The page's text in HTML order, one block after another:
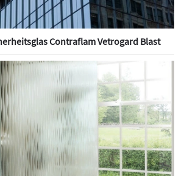
Contraflam Vetrogard Blast